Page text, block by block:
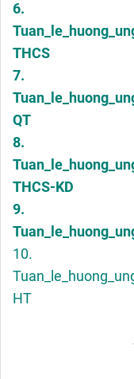
6.
THCS
7.
QT
8.
THCS-KD
9.
10.
HT